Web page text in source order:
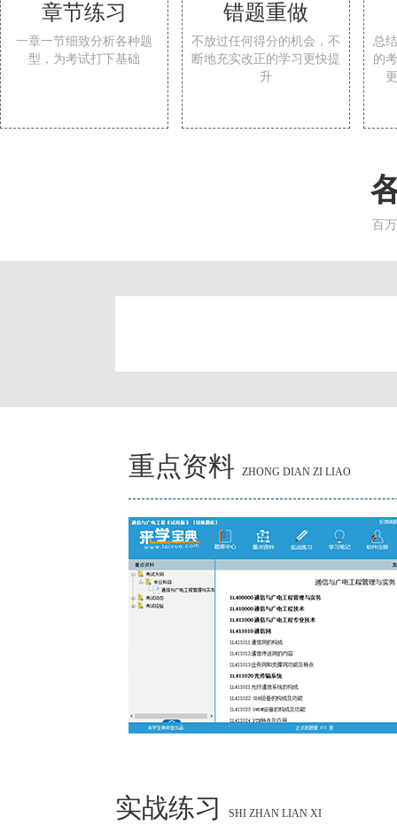
章节练习
一章一节细致分析各种题
型，为考试打下基础
错题重做
不放过任何得分的机会，不
断地充实改正的学习更快提
升
总
的
百
重点资料 ZHONG DIAN ZI LIAO
实战练习 SHI ZHAN LIAN XI